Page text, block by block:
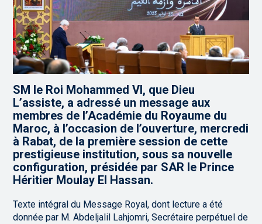
SM le Roi Mohammed VI, que Dieu
L’assiste, a adressé un message aux
membres de l’Académie du Royaume du
Maroc, à l’occasion de l’ouverture, mercredi
à Rabat, de la première session de cette
prestigieuse institution, sous sa nouvelle
configuration, présidée par SAR le Prince
Héritier Moulay El Hassan.
Texte intégral du Message Royal, dont lecture a été
donnée par M. Abdeljalil Lahjomri, Secrétaire perpétuel de